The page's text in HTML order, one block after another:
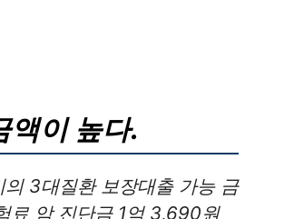
액이 높다.
3대질환 보장대출 가능 금
료 암 진단금 1억 3,690원